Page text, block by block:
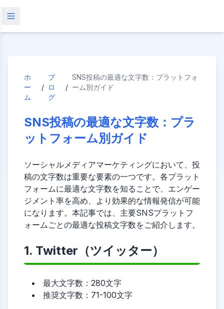
ホ
ー
ム
/
ブ
ロ
グ
/
SNS投稿の最適な文字数：プラットフォ
ーム別ガイド
SNS投稿の最適な文字数：プラ
ットフォーム別ガイド
ソーシャルメディアマーケティングにおいて、投
稿の文字数は重要な要素の一つです。各プラット
フォームに最適な文字数を知ることで、エンゲー
ジメント率を高め、より効果的な情報発信が可能
になります。本記事では、主要SNSプラットフ
ォームごとの最適な投稿文字数をご紹介します。
1. Twitter（ツイッター）
最大文字数：280文字
推奨文字数：71-100文字